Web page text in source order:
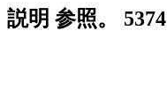
説明 参照。 5374